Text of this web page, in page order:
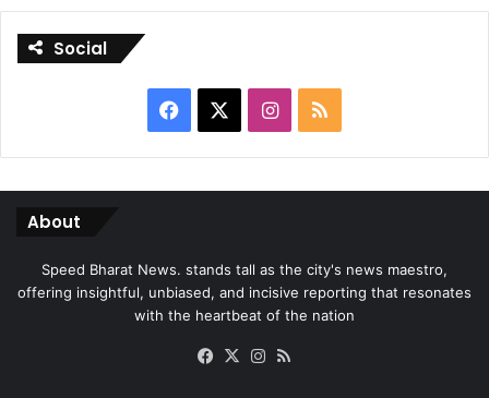
Social
Facebook Instagram
RSS
About
Speed Bharat News. stands tall as the city's news maestro,
offering insightful, unbiased, and incisive reporting that resonates
with the heartbeat of the nation
Facebook
X Instagram